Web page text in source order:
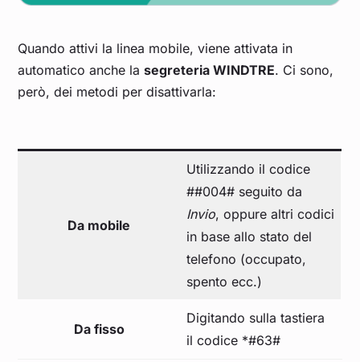
Quando attivi la linea mobile, viene attivata in
automatico anche lasegreteria WINDTRE. Ci sono,
però, dei metodi per disattivarla:
Da mobile
Utilizzando il codice
##004# seguito da
Invio, oppure altri codici
in base allo stato del
telefono (occupato,
spento ecc.)
Da fisso
Digitando sulla tastiera
il codice *#63#